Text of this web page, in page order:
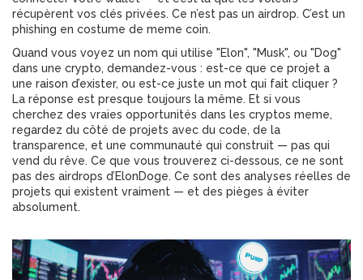
récupèrent vos clés privées. Ce n’est pas un airdrop. C’est un
phishing en costume de meme coin.
Quand vous voyez un nom qui utilise "Elon", "Musk", ou "Dog"
dans une crypto, demandez-vous : est-ce que ce projet a
une raison d’exister, ou est-ce juste un mot qui fait cliquer ?
La réponse est presque toujours la même. Et si vous
cherchez des vraies opportunités dans les cryptos meme,
regardez du côté de projets avec du code, de la
transparence, et une communauté qui construit — pas qui
vend du rêve. Ce que vous trouverez ci-dessous, ce ne sont
pas des airdrops d’ElonDoge. Ce sont des analyses réelles de
projets qui existent vraiment — et des pièges à éviter
absolument.